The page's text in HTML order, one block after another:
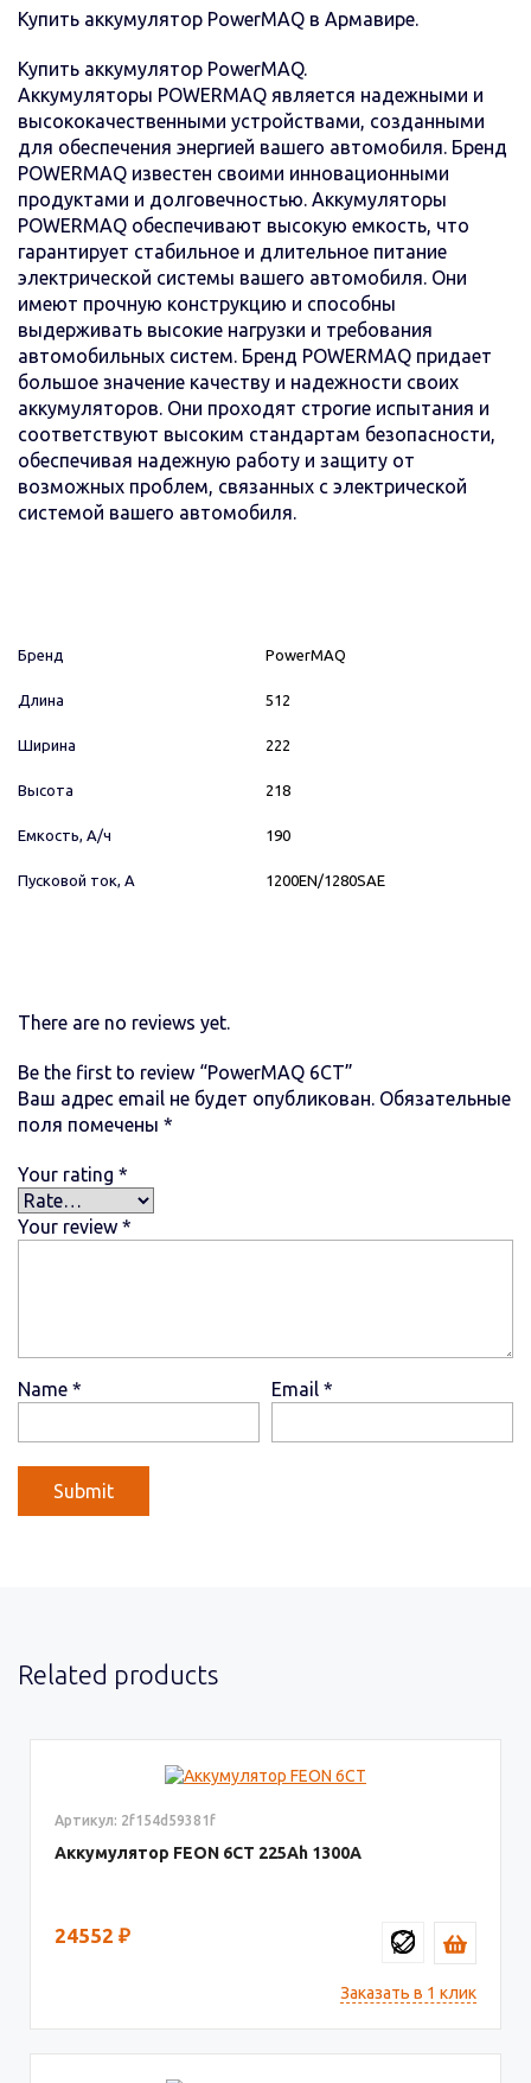
Купить аккумулятор PowerMAQ в Армавире.
Купить аккумулятор PowerMAQ.
Аккумуляторы POWERMAQ является надежными и
высококачественными устройствами, созданными
для обеспечения энергией вашего автомобиля. Бренд
POWERMAQ известен своими инновационными
продуктами и долговечностью. Аккумуляторы
POWERMAQ обеспечивают высокую емкость, что
гарантирует стабильное и длительное питание
электрической системы вашего автомобиля. Они
имеют прочную конструкцию и способны
выдерживать высокие нагрузки и требования
автомобильных систем. Бренд POWERMAQ придает
большое значение качеству и надежности своих
аккумуляторов. Они проходят строгие испытания и
соответствуют высоким стандартам безопасности,
обеспечивая надежную работу и защиту от
возможных проблем, связанных с электрической
системой вашего автомобиля.
Бренд PowerMAQ
Длина 512
Ширина 222
Высота 218
Емкость, А/ч 190
Пусковой ток, А 1200EN/1280SAE
There are no reviews yet.
Be the first to review “PowerMAQ 6СТ”
Ваш адрес email не будет опубликован. Обязательные
поля помечены *
Your rating *
Your review *
Name * Email *
Related products
Артикул: 2f154d59381f
Аккумулятор FEON 6СТ 225 1300
24552 ₽
Заказать в 1 клик